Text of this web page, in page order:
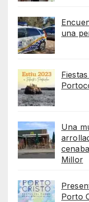
una
Una
Millor
Porto